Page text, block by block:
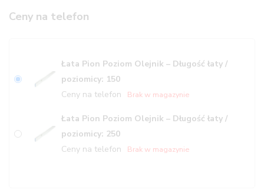
Ceny na telefon
Łata Pion Poziom Olejnik – Długość łaty /
poziomicy: 150
Ceny na telefon
Brak w magazynie
Łata Pion Poziom Olejnik – Długość łaty /
poziomicy: 250
Ceny na telefon
Brak w magazynie